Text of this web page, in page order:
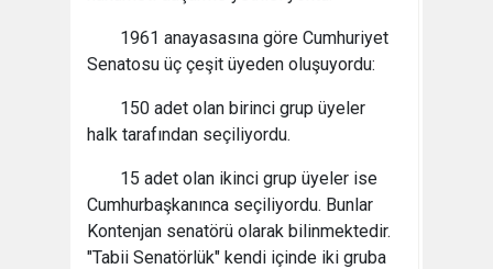
1961 anayasasına göre Cumhuriyet
Senatosu üç çeşit üyeden oluşuyordu:
150 adet olan birinci grup üyeler
halk tarafından seçiliyordu.
15 adet olan ikinci grup üyeler ise
Cumhurbaşkanınca seçiliyordu. Bunlar
Kontenjan senatörü olarak bilinmektedir.
"Tabii Senatörlük" kendi içinde iki gruba